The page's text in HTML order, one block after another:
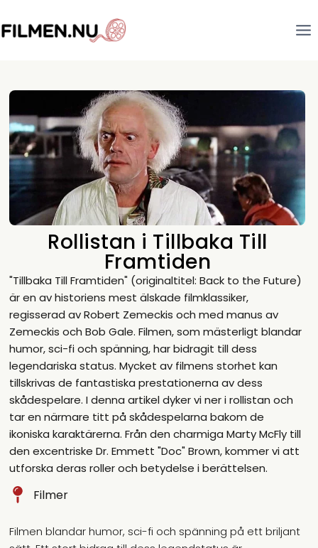
Rollistan i Tillbaka Till
Framtiden
"Tillbaka Till Framtiden" (originaltitel: Back to the Future)
är en av historiens mest älskade filmklassiker,
regisserad av Robert Zemeckis och med manus av
Zemeckis och Bob Gale. Filmen, som mästerligt blandar
humor, sci-fi och spänning, har bidragit till dess
legendariska status. Mycket av filmens storhet kan
tillskrivas de fantastiska prestationerna av dess
skådespelare. I denna artikel dyker vi ner i rollistan och
tar en närmare titt på skådespelarna bakom de
ikoniska karaktärerna. Från den charmiga Marty McFly till
den excentriske Dr. Emmett "Doc" Brown, kommer vi att
utforska deras roller och betydelse i berättelsen.
Filmer
Filmen blandar humor, sci-fi och spänning på ett briljant